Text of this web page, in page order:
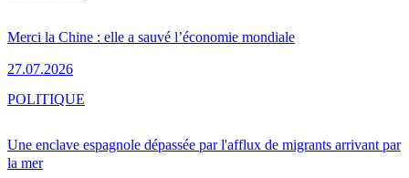
Merci la Chine : elle a sauvé l’économie mondiale
27.07.2026
Une enclave espagnole dépassée par l'afflux de migrants arrivant par
la mer
POLITIQUE